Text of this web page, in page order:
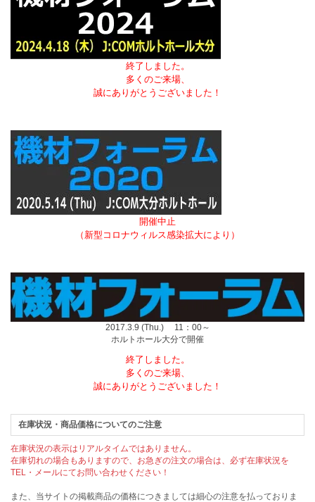
終了しました。
多くのご来場、
誠にありがとうございました！
開催中止
（新型コロナウィルス感染拡大により）
2017.3.9 (Thu.) 11：00～
ホルトホール大分で開催
終了しました。
多くのご来場、
誠にありがとうございました！
在庫状況・商品価格についてのご注意
在庫状況の表示はリアルタイムではありません。
在庫切れの場合もありますので、お急ぎの注文の場合は、必ず在庫状況を
TEL・メールにてお問い合わせください！
また、当サイトの掲載商品の価格につきましては細心の注意を払っておりま